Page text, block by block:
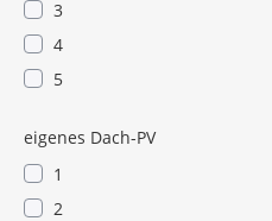
3
4
5
eigenes Dach-PV
1
2